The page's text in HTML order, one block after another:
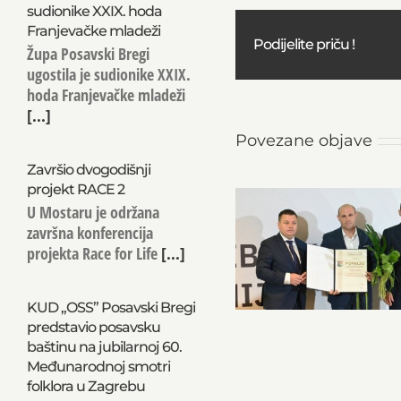
Podijelite priču !
Povezane objave
sudionike XXIX. hoda
Franjevačke mladeži
Župa Posavski Bregi
ugostila je sudionike XXIX.
hoda Franjevačke mladeži
[...]
Završio dvogodišnji
projekt RACE 2
U Mostaru je održana
završna konferencija
projekta Race for Life[...]
KUD „OSS” Posavski Bregi
predstavio posavsku
baštinu na jubilarnoj 60.
Međunarodnoj smotri
folklora u Zagrebu